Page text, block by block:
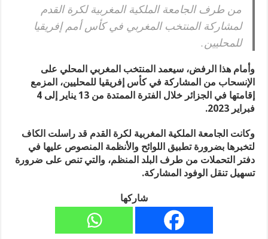
من طرف الجامعة الملكية المغربية لكرة القدم
لمشاركة المنتخب المغربي في كأس أمم إفريقيا
للمحليين.
وأمام هذا الرفض، سيعمد المنتخب المغربي المحلي على
الإنسحاب من المشاركة في كأس إفريقيا للمحليين، المزمع
إقامتها في الجزائر خلال الفترة الممتدة من 13 يناير إلى 4
فبراير 2023.
وكانت الجامعة الملكية المغربية لكرة القدم قد راسلت الكاف
لتخبرها بضرورة تطبيق اللوائح والأنظمة المنصوص عليها في
دفتر التحملات من طرف البلد المنظم، والتي تنص على ضرورة
تسهيل تنقل الوفود المشاركة.
شاركها